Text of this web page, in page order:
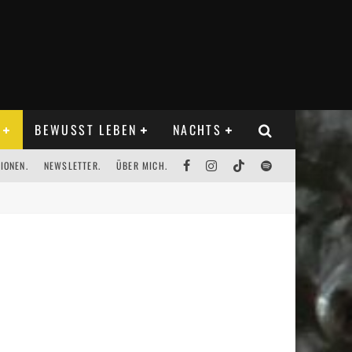
BEWUSST LEBEN NACHTS
NEWSLETTER. ÜBER MICH.